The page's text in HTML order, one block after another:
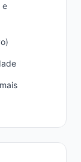
e